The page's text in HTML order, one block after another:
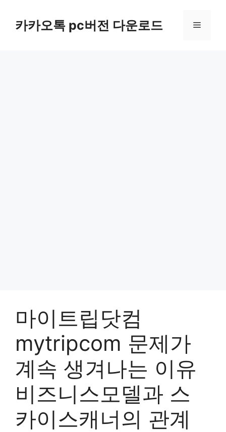
카카오톡 pc버전 다운로드 메
마이트립닷컴
mytripcom 문제가
계속 생겨나는 이유
비즈니스모델과 스
카이스캐너의 관계